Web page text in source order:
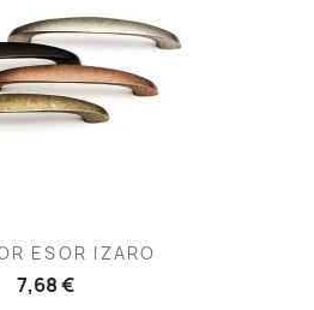
ESOR IZARO
7,68 €